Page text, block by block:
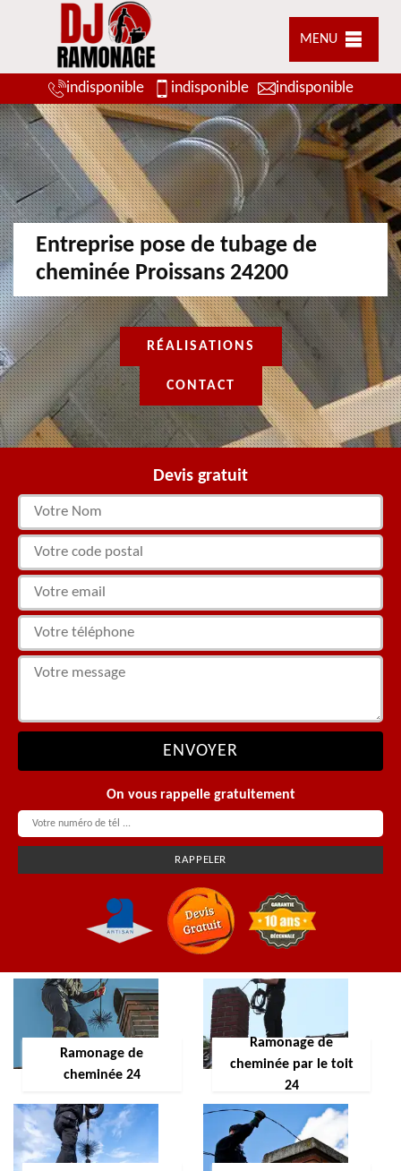
MENU
indisponible indisponible indisponible
Entreprise pose de tubage de
cheminée Proissans 24200
RÉALISATIONS
CONTACT
Devis gratuit
On vous rappelle gratuitement
Ramonage de
cheminée 24
Ramonage de
cheminée par le toit
24